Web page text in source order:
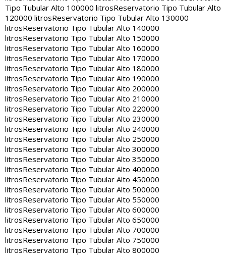
Tipo Tubular Alto 100000 litrosReservatorio Tipo Tubular Alto
120000 litrosReservatorio Tipo Tubular Alto 130000
litrosReservatorio Tipo Tubular Alto 140000
litrosReservatorio Tipo Tubular Alto 150000
litrosReservatorio Tipo Tubular Alto 160000
litrosReservatorio Tipo Tubular Alto 170000
litrosReservatorio Tipo Tubular Alto 180000
litrosReservatorio Tipo Tubular Alto 190000
litrosReservatorio Tipo Tubular Alto 200000
litrosReservatorio Tipo Tubular Alto 210000
litrosReservatorio Tipo Tubular Alto 220000
litrosReservatorio Tipo Tubular Alto 230000
litrosReservatorio Tipo Tubular Alto 240000
litrosReservatorio Tipo Tubular Alto 250000
litrosReservatorio Tipo Tubular Alto 300000
litrosReservatorio Tipo Tubular Alto 350000
litrosReservatorio Tipo Tubular Alto 400000
litrosReservatorio Tipo Tubular Alto 450000
litrosReservatorio Tipo Tubular Alto 500000
litrosReservatorio Tipo Tubular Alto 550000
litrosReservatorio Tipo Tubular Alto 600000
litrosReservatorio Tipo Tubular Alto 650000
litrosReservatorio Tipo Tubular Alto 700000
litrosReservatorio Tipo Tubular Alto 750000
litrosReservatorio Tipo Tubular Alto 800000